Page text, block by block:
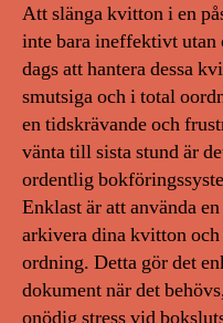
Att slänga kvitton i en
inte bara ineffektivt
dags att hantera dessa
smutsiga och i total
en tidskrävande och
vänta till sista stund är
ordentlig
Enklast är att använda
arkivera dina kvitton
ordning. Detta gör det
dokument när det